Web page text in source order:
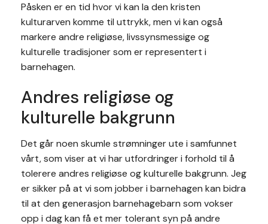
Påsken er en tid hvor vi kan la den kristen
kulturarven komme til uttrykk, men vi kan også
markere andre religiøse, livssynsmessige og
kulturelle tradisjoner som er representert i
barnehagen.
Andres religiøse og
kulturelle bakgrunn
Det går noen skumle strømninger ute i samfunnet
vårt, som viser at vi har utfordringer i forhold til å
tolerere andres religiøse og kulturelle bakgrunn. Jeg
er sikker på at vi som jobber i barnehagen kan bidra
til at den generasjon barnehagebarn som vokser
opp i dag kan få et mer tolerant syn på andre